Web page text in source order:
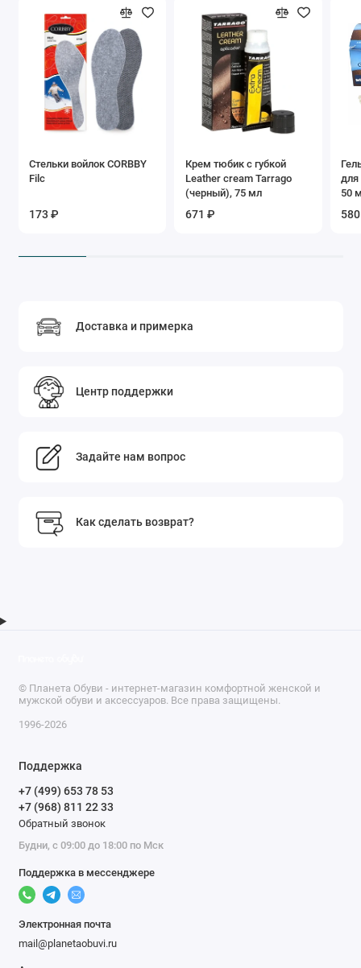
Стельки войлок CORBBY
Filc
173 ₽
Крем тюбик с губкой
Leather cream Tarrago
(черный), 75 мл
671 ₽
50
Доставка и примерка
Центр поддержки
Задайте нам вопрос
Как сделать возврат?
© Планета Обуви - интернет-магазин комфортной женской и
мужской обуви и аксессуаров. Все права защищены.
1996-2026
Поддержка
+7 (499) 653 78 53
+7 (968) 811 22 33
Обратный звонок
Будни, с 09:00 до 18:00 по Мск
Поддержка в мессенджере
Электронная почта
mail@planetaobuvi.ru